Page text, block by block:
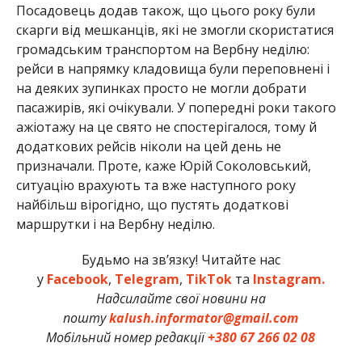
Посадовець додав також, що цього року були
скарги від мешканців, які не змогли скористатися
громадським транспортом на Вербну неділю:
рейси в напрямку кладовища були переповнені і
на деяких зупинках просто не могли добрати
пасажирів, які очікували. У попередні роки такого
ажіотажу на це свято не спостерігалося, тому й
додаткових рейсів ніколи на цей день не
призначали. Проте, каже Юрій Соколовський,
ситуацію врахують та вже наступного року
найбільш вірогідно, що пустять додаткові
маршрутки і на Вербну неділю.
Будьмо на зв’язку! Читайте нас
у Facebook, Telegram, TikTokта Instagram.
Надсилайте свої новини на
поштуkalush.informator@gmail.com
Мобільний номер редакції+380 67 266 02 08